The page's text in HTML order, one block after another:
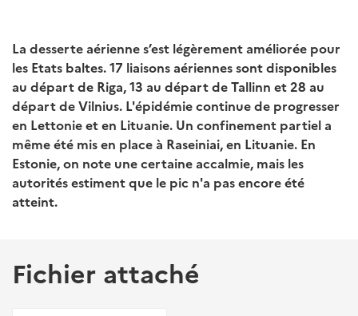
La desserte aérienne s’est légèrement améliorée pour
les Etats baltes. 17 liaisons aériennes sont disponibles
au départ de Riga, 13 au départ de Tallinn et 28 au
départ de Vilnius. L'épidémie continue de progresser
en Lettonie et en Lituanie. Un confinement partiel a
même été mis en place à Raseiniai, en Lituanie. En
Estonie, on note une certaine accalmie, mais les
autorités estiment que le pic n'a pas encore été
atteint.
Fichier attaché